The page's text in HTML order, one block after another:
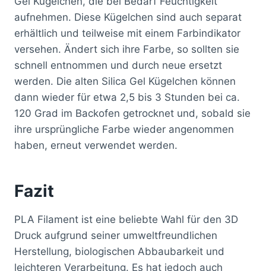
aufnehmen. Diese Kügelchen sind auch separat
erhältlich und teilweise mit einem Farbindikator
versehen. Ändert sich ihre Farbe, so sollten sie
schnell entnommen und durch neue ersetzt
werden. Die alten Silica Gel Kügelchen können
dann wieder für etwa 2,5 bis 3 Stunden bei ca.
120 Grad im Backofen getrocknet und, sobald sie
ihre ursprüngliche Farbe wieder angenommen
haben, erneut verwendet werden.
Fazit
PLA Filament ist eine beliebte Wahl für den 3D
Druck aufgrund seiner umweltfreundlichen
Herstellung, biologischen Abbaubarkeit und
leichteren Verarbeitung. Es hat jedoch auch